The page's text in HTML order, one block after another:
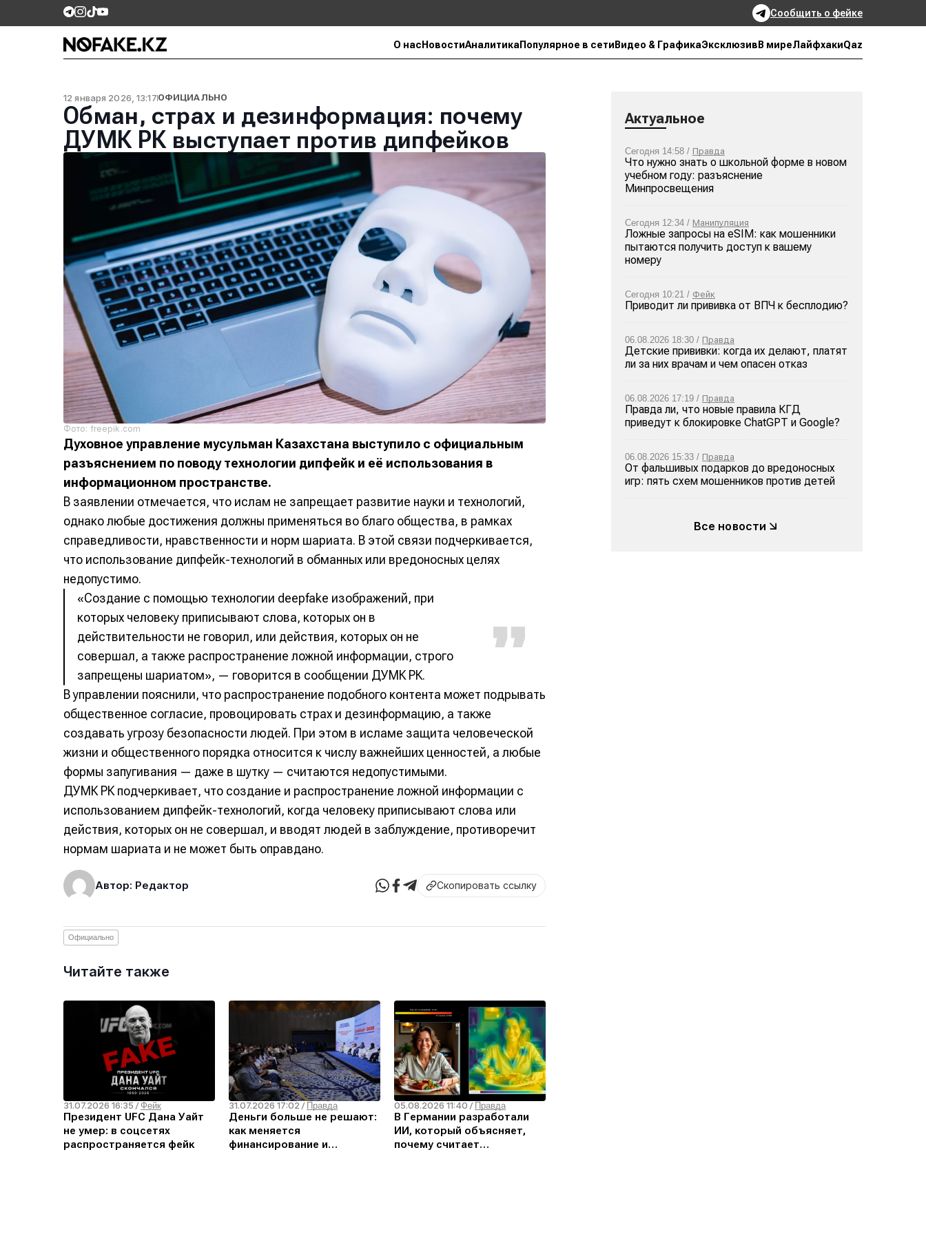
Сообщить о фейке
О нас НовостиАналитика Популярное в сети Видео & ГрафикаЭксклюзив В миреЛайфхакиQaz
12 января 2026, 13:17ОФИЦИАЛЬНО
Обман, страх и дезинформация: почему
ДУМК РК выступает против дипфейков
Фото: freepik.com
Духовное управление мусульман Казахстана выступило с официальным
разъяснением по поводу технологии дипфейк и её использования в
информационном пространстве.
В заявлении отмечается, что ислам не запрещает развитие науки и технологий,
однако любые достижения должны применяться во благо общества, в рамках
справедливости, нравственности и норм шариата. В этой связи подчеркивается,
что использование дипфейк-технологий в обманных или вредоносных целях
недопустимо.
«Создание с помощью технологии deepfake изображений, при
которых человеку приписывают слова, которых он в
действительности не говорил, или действия, которых он не
совершал, а также распространение ложной информации, строго
запрещены шариатом», — говорится в сообщении ДУМК РК.
В управлении пояснили, что распространение подобного контента может подрывать
общественное согласие, провоцировать страх и дезинформацию, а также
создавать угрозу безопасности людей. При этом в исламе защита человеческой
жизни и общественного порядка относится к числу важнейших ценностей, а любые
формы запугивания — даже в шутку — считаются недопустимыми.
ДУМК РК подчеркивает, что создание и распространение ложной информации с
использованием дипфейк-технологий, когда человеку приписывают слова или
действия, которых он не совершал, и вводят людей в заблуждение, противоречит
нормам шариата и не может быть оправдано.
Автор: Редактор Скопировать ссылку
Официально
Читайте также
31.07.2026 16:35 /Фейк
Президент UFC Дана Уайт
не умер: в соцсетях
распространяется фейк
31.07.2026 17:02 / Правда
Деньги больше не решают:
как меняется
финансирование и
05.08.2026 11:40 / Правда
В Германии разработали
ИИ, который объясняет,
почему считает
Актуальное
Сегодня 14:58 / Правда
Что нужно знать о школьной форме в новом
учебном году: разъяснение
Минпросвещения
Сегодня 12:34 / Манипуляция
Ложные запросы на eSIM: как мошенники
пытаются получить доступ к вашему
номеру
Сегодня 10:21 / Фейк
Приводит ли прививка от ВПЧ к бесплодию?
06.08.2026 18:30 / Правда
Детские прививки: когда их делают, платят
ли за них врачам и чем опасен отказ
06.08.2026 17:19 / Правда
Правда ли, что новые правила КГД
приведут к блокировке ChatGPT и Google?
06.08.2026 15:33 / Правда
От фальшивых подарков до вредоносных
игр: пять схем мошенников против детей
Все новости